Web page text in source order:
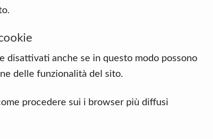
disattivati anche se in questo modo possono
delle funzionalità del sito.
procedere sui i browser più diffusi